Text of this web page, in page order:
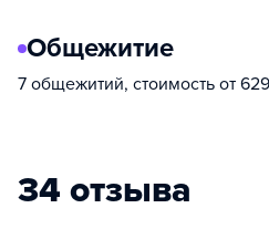
Общежитие
7 общежитий, стоимость от
34 отзыва